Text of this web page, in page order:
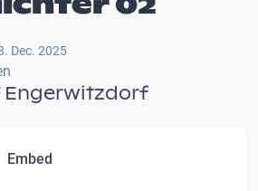
Dec. 2025
Engerwitzdorf
Embed